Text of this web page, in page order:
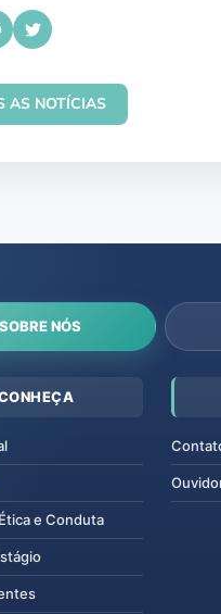
AS NOTÍCIAS
SOBRE NÓS
e Conduta